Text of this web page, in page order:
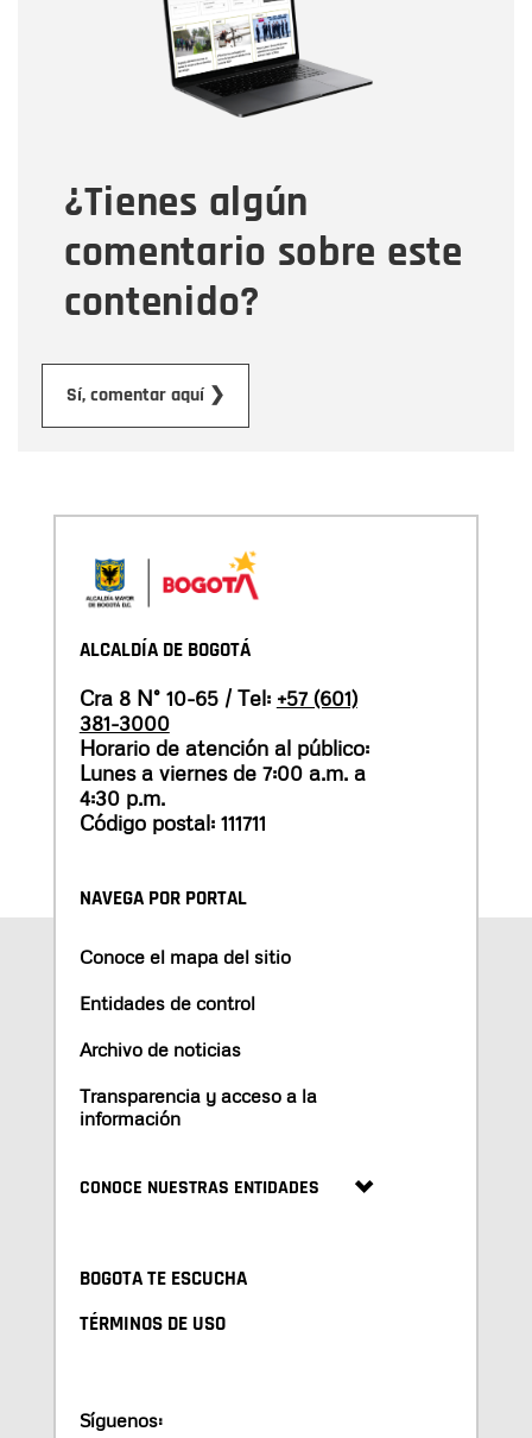
¿Tienes algún
comentario sobre este
contenido?
Sí, comentar aquí ❯
Correo electrónico
Tipo de comentario
Mensaje
ALCALDÍA DE BOGOTÁ
Cra 8 N° 10-65 / Tel: +57 (601)
381-3000
Horario de atención al público:
Lunes a viernes de 7:00 a.m. a
4:30 p.m.
Código postal: 111711
NAVEGA POR PORTAL
Conoce el mapa del sitio
Entidades de control
Archivo de noticias
Transparencia y acceso a la
información
CONOCE NUESTRAS ENTIDADES
BOGOTA TE ESCUCHA
TÉRMINOS DE USO
Síguenos: